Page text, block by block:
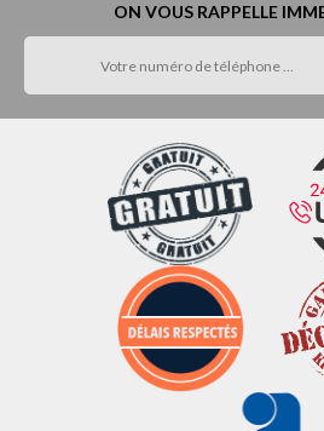
ON VOUS RAPPELLE